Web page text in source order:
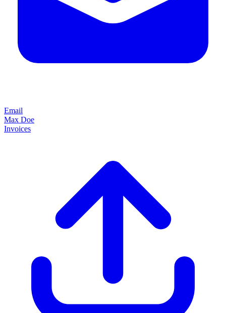
Email
Max Doe
Invoices